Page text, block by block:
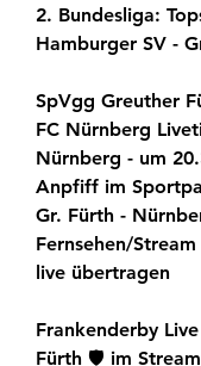
2. Bundesliga:
Hamburger SV -
SpVgg Greuther
FC Nürnberg
Nürnberg - um
Anpfiff im
Gr. Fürth -
Fernsehen/
live übertragen
Frankenderby
Fürth 🛡️ im